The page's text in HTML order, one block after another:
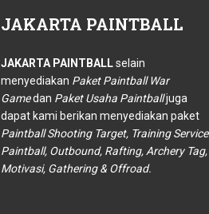
JAKARTA PAINTBALL
JAKARTA PAINTBALLselain
menyediakan Paket Paintball War
Gamedan Paket Usaha Paintballjuga
dapat kami berikan menyediakan paket
Paintball Shooting Target, Training Service
Paintball, Outbound, Rafting, Archery Tag,
Motivasi, Gathering & Offroad.